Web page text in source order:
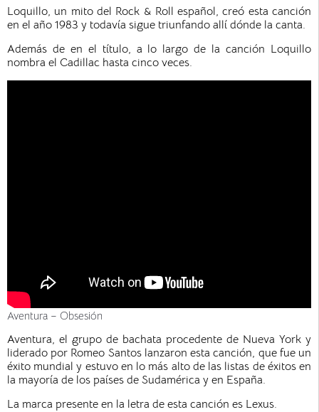
Loquillo, un mito del Rock & Roll español, creó esta canción
en el año 1983 y todavía sigue triunfando allí dónde la canta.
Además de en el título, a lo largo de la canción Loquillo
nombra el Cadillac hasta cinco veces.
Aventura – Obsesión
Aventura, el grupo de bachata procedente de Nueva York y
liderado por Romeo Santos lanzaron esta canción, que fue un
éxito mundial y estuvo en lo más alto de las listas de éxitos en
la mayoría de los países de Sudamérica y en España.
La marca presente en la letra de esta canción es Lexus.